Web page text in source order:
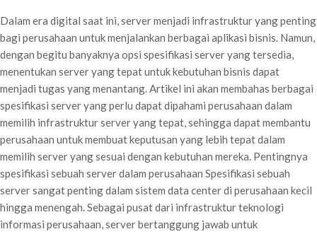
Dalam era digital saat ini, server menjadi infrastruktur yang penting
bagi perusahaan untuk menjalankan berbagai aplikasi bisnis. Namun,
dengan begitu banyaknya opsi spesifikasi server yang tersedia,
menentukan server yang tepat untuk kebutuhan bisnis dapat
menjadi tugas yang menantang. Artikel ini akan membahas berbagai
spesifikasi server yang perlu dapat dipahami perusahaan dalam
memilih infrastruktur server yang tepat, sehingga dapat membantu
perusahaan untuk membuat keputusan yang lebih tepat dalam
memilih server yang sesuai dengan kebutuhan mereka. Pentingnya
spesifikasi sebuah server dalam perusahaan Spesifikasi sebuah
server sangat penting dalam sistem data center di perusahaan kecil
hingga menengah. Sebagai pusat dari infrastruktur teknologi
informasi perusahaan, server bertanggung jawab untuk